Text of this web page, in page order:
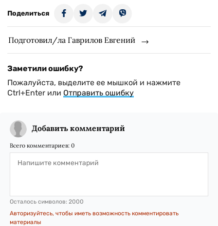
Поделиться
Подготовил/ла Гаврилов Евгений
Заметили ошибку?
Пожалуйста, выделите ее мышкой и нажмите
Ctrl+Enter или Отправить ошибку
Добавить комментарий
Всего комментариев: 0
Осталось символов: 2000
Авторизуйтесь, чтобы иметь возможность комментировать
материалы